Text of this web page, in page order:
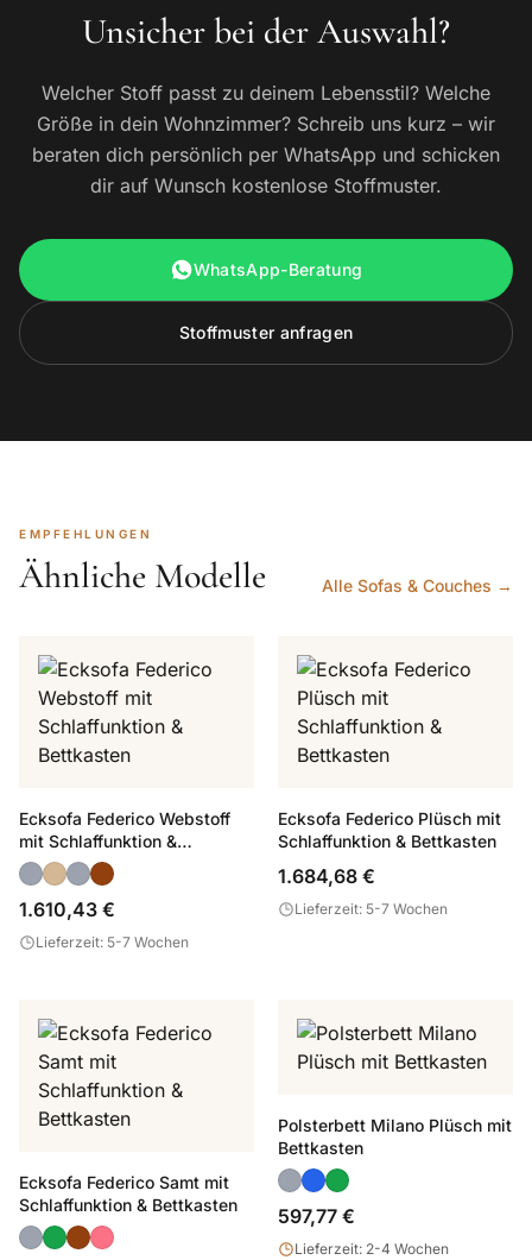
Unsicher bei der Auswahl?
Welcher Stoff passt zu deinem Lebensstil? Welche
Größe in dein Wohnzimmer? Schreib uns kurz – wir
beraten dich persönlich per WhatsApp und schicken
dir auf Wunsch kostenlose Stoffmuster.
WhatsApp-Beratung
Stoffmuster anfragen
EMPFEHLUNGEN
Ähnliche Modelle Alle Sofas & Couches →
Ecksofa Federico Webstoff
mit Schlaffunktion &
Bettkasten
1.610,43 €
Lieferzeit: 5-7 Wochen
Ecksofa Federico Plüsch mit
Schlaffunktion & Bettkasten
1.684,68 €
Lieferzeit: 5-7 Wochen
Ecksofa Federico Samt mit
Schlaffunktion & Bettkasten
Polsterbett Milano Plüsch mit
Bettkasten
597,77 €
Lieferzeit: 2-4 Wochen